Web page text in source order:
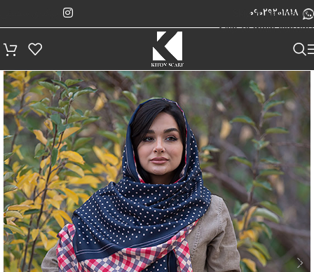
Skip to navigation
Skip to main content
09029201818